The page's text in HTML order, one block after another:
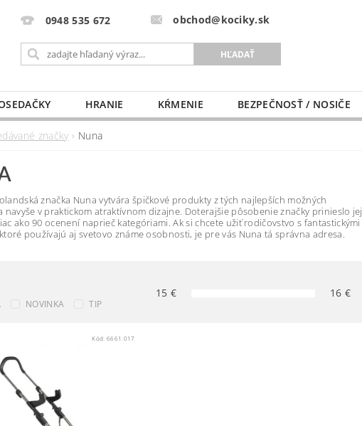
0948 535 672 obchod@kociky.sk
HRANIE KŔMENIE BEZPEČNOSŤ / NOSIČE
MLIEKO A VÝŽIVA
značky Nuna
značka Nuna vytvára špičkové produkty z tých najlepších možných
navyše v praktickom atraktívnom dizajne. Doterajšie pôsobenie značky prinieslo jej
ako 90 ocenení naprieč kategóriami. Ak si chcete užiť rodičovstvo s fantastickými
používajú aj svetovo známe osobnosti, je pre vás Nuna tá správna adresa.
NOVINKA TIP
15 € 16 €
Kód: 6661.017